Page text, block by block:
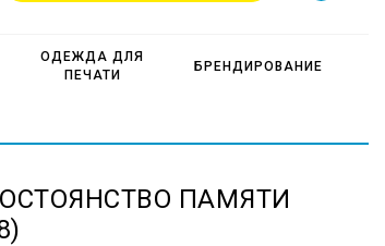
ОДЕЖДА ДЛЯ
ПЕЧАТИ
БРЕНДИРОВАНИЕ
ПАМЯТИ